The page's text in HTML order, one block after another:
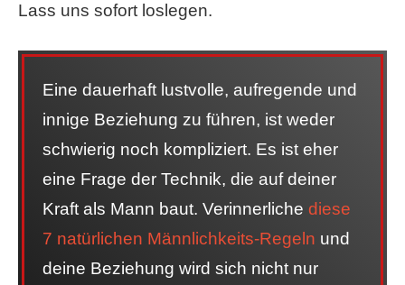
Lass uns sofort loslegen.
Eine dauerhaft lustvolle, aufregende und
innige Beziehung zu führen, ist weder
schwierig noch kompliziert. Es ist eher
eine Frage der Technik, die auf deiner
Kraft als Mann baut. Verinnerliche diese
7 natürlichen Männlichkeits-Regeln und
deine Beziehung wird sich nicht nur